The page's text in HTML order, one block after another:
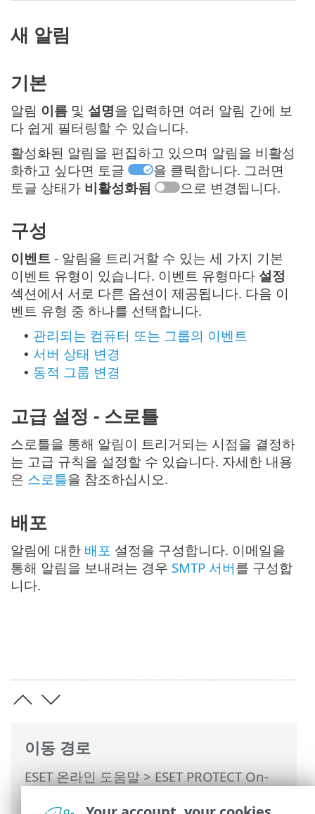
이동 경로
ESET 온라인 도움말>ESET PROTECT On-
새 알림
기본
알림 이름 및 설명을 입력하면 여러 알림 간에 보
다 쉽게 필터링할 수 있습니다.
활성화된 알림을 편집하고 있으며 알림을 비활성
화하고 싶다면 토글
을 클릭합니다. 그러면
토글 상태가 비활성화됨 으로 변경됩니다.
구성
이벤트 - 알림을 트리거할 수 있는 세 가지 기본
이벤트 유형이 있습니다. 이벤트 유형마다 설정
섹션에서 서로 다른 옵션이 제공됩니다. 다음 이
벤트 유형 중 하나를 선택합니다.
• 관리되는 컴퓨터 또는 그룹의 이벤트
• 서버 상태 변경
• 동적 그룹 변경
고급 설정 - 스로틀
스로틀을 통해 알림이 트리거되는 시점을 결정하
는 고급 규칙을 설정할 수 있습니다. 자세한 내용
은 스로틀을 참조하십시오.
배포
알림에 대한 배포 설정을 구성합니다. 이메일을
통해 알림을 보내려는 경우 SMTP 서버를 구성합
니다.